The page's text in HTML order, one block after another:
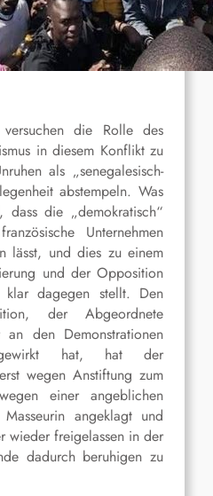
versuchen die Rolle des
in diesem Konflikt zu
als „senegalesisch-
abstempeln. Was
die „demokratisch“
Unternehmen
lässt, und dies zu einem
und der Opposition
dagegen stellt. Den
der Abgeordnete
den Demonstrationen
hat, hat der
wegen Anstiftung zum
einer angeblichen
angeklagt und
wieder freigelassen in der
dadurch beruhigen zu